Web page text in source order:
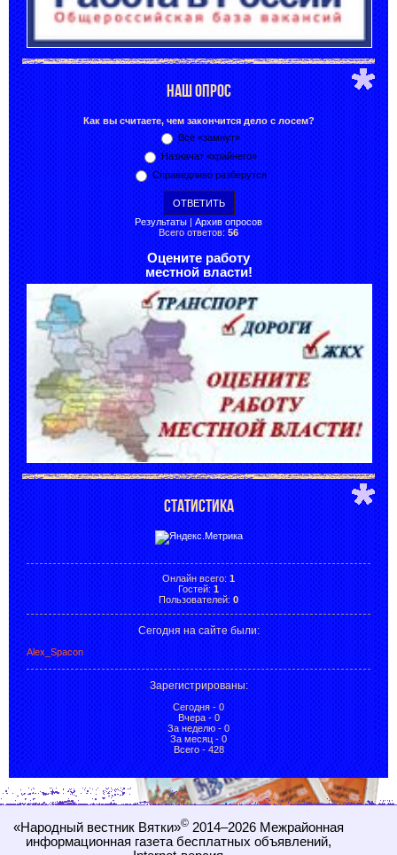
НАШ ОПРОС
Как вы считаете, чем закончится дело с лосем?
Всё «замнут»
Назначат «крайнего»
Справедливо разберутся
Результаты | Архив опросов
Всего ответов: 56
Оцените работу
местной власти!
СТАТИСТИКА
Онлайн всего: 1
Гостей: 1
Пользователей: 0
Сегодня на сайте были:
Alex_Spacon
Зарегистрированы:
Сегодня - 0
Вчера - 0
За неделю - 0
За месяц - 0
Всего - 428
«Народный вестник Вятки»©2014–2026 Межрайонная
информационная газета бесплатных объявлений,